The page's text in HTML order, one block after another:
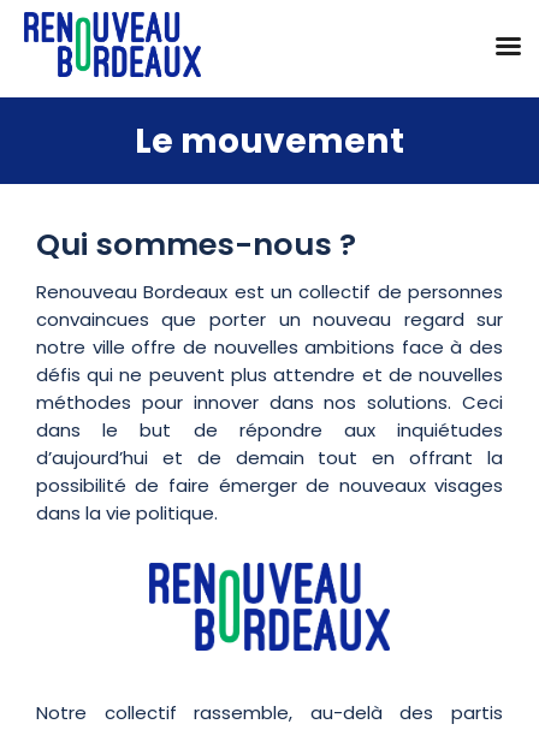
Le mouvement
Qui sommes-nous ?
Renouveau Bordeaux est un collectif de personnes
convaincues que porter un nouveau regard sur
notre ville offre de nouvelles ambitions face à des
défis qui ne peuvent plus attendre et de nouvelles
méthodes pour innover dans nos solutions. Ceci
dans le but de répondre aux inquiétudes
d’aujourd’hui et de demain tout en offrant la
possibilité de faire émerger de nouveaux visages
dans la vie politique.
Notre collectif rassemble, au-delà des partis